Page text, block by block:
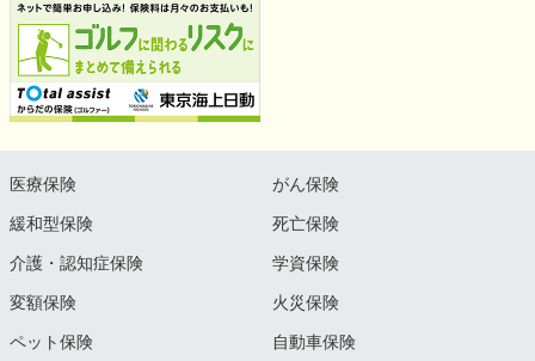
医療保険 がん保険
緩和型保険 死亡保険
介護・認知症保険 学資保険
変額保険 火災保険
ペット保険 自動車保険